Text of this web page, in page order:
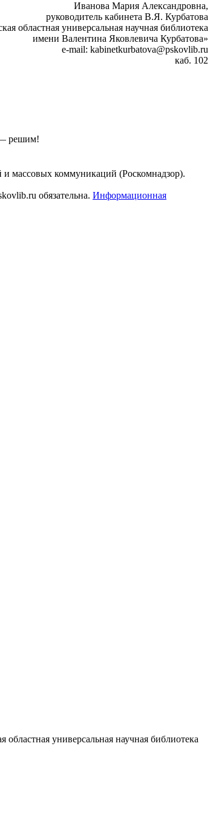
Иванова Мария Александровна,
руководитель кабинета В.Я. Курбатова
областная универсальная научная библиотека
имени Валентина Яковлевича Курбатова»
e-mail: kabinetkurbatova@pskovlib.ru
каб. 102
решим!
массовых коммуникаций (Роскомнадзор).
обязательна. Информационная
областная универсальная научная библиотека